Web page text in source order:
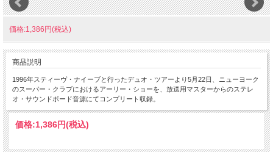
価格:1,386円(税込)
商品説明
1996年スティーヴ・ナイーブと行ったデュオ・ツアーより5月22日、ニューヨーク
のスーパー・クラブにおけるアーリー・ショーを、放送用マスターからのステレ
オ・サウンドボード音源にてコンプリート収録。
価格:1,386円(税込)